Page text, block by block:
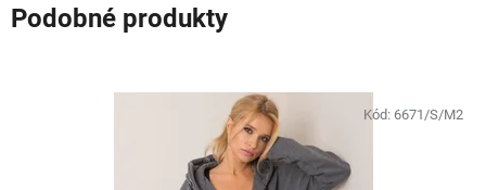
Podobné produkty
Kód: 6671/S/M2